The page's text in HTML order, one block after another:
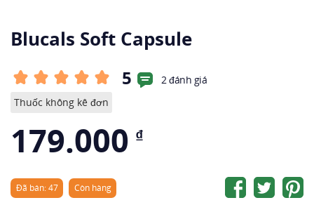
Blucals Soft Capsule
5
2 đánh giá
Thuốc không kê đơn
179.000 ₫
Đã bán: 47 Còn hàng